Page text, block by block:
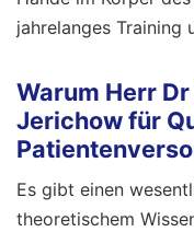
jahrelanges Training
Warum Herr
Jerichow für
Es gibt einen
theoretischem